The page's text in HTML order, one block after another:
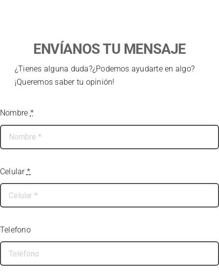
ENVÍANOS TU MENSAJE
¿Tienes alguna duda?¿Podemos ayudarte en algo?
¡Queremos saber tu opinión!
Nombre *
Celular *
Telefono